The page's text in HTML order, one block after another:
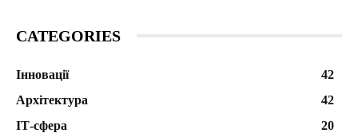
CATEGORIES
Інновації
42
Архітектура
42
ІТ-сфера
20